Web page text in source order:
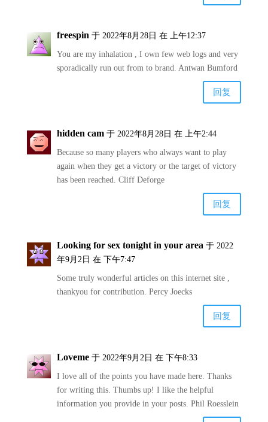
freespin 于 2022年8月28日 在 上午12:37
You are my inhalation , I own few web logs and very
sporadically run out from to brand. Antwan Bumford
回复
hidden cam 于 2022年8月28日 在 上午2:44
Because so many players who always want to play
again when they get a victory or the target of victory
has been reached. Cliff Deforge
回复
Looking for sex tonight in your area 于 2022
年9月2日 在 下午7:47
Some truly wonderful articles on this internet site ,
thankyou for contribution. Percy Joecks
回复
Loveme 于 2022年9月2日 在 下午8:33
I love all of the points you have made here. Thanks
for writing this. Thumbs up! I like the helpful
information you provide in your posts. Phil Roesslein